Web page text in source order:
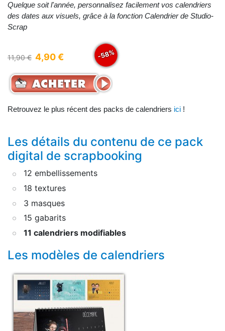
Quelque soit l'année, personnalisez facilement vos calendriers
des dates aux visuels, grâce à la fonction Calendrier de Studio-
Scrap
11,90 € 4,90 € -58%
Retrouvez le plus récent des packs de calendriers ici !
Les détails du contenu de ce pack
digital de scrapbooking
12 embellissements
18 textures
3 masques
15 gabarits
11 calendriers modifiables
Les modèles de calendriers